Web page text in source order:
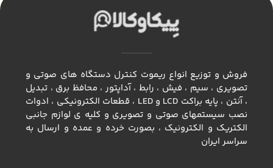
فروش و توزیع انواع ريموت كنترل دستگاه های صوتی و
تصویری ، سيم ، فيش ، رابط ، آداپتور ، محافظ برق ، تبديل
، آنتن ، پايه براكت LCD و LED ، قطعات الكترونيكي ، ادوات
نصب سيستمهاي صوتي و تصويري و كليه ي لوازم جانبي
الكتريك و الكترونيك ، بصورت خرده و عمده و ارسال به
سراسر ايران